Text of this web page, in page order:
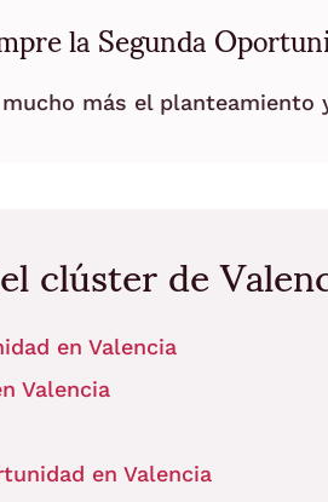
la Segunda
más el
clúster de
en Valencia
Valencia
en Valencia